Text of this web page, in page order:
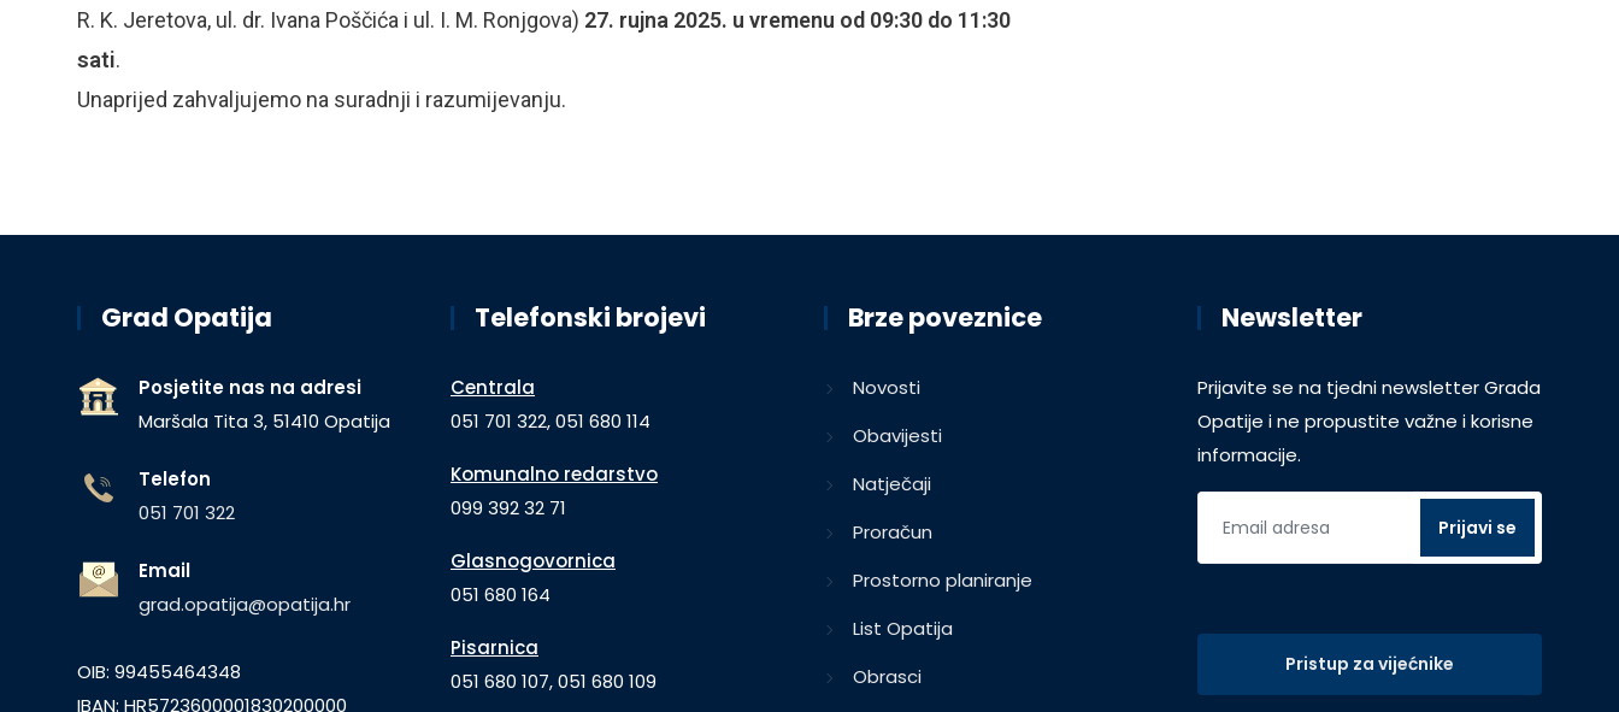
R. K. Jeretova, ul. dr. Ivana Poščića i ul. I. M. Ronjgova) 27. rujna 2025. u vremenu od 09:30 do 11:30
sati.
Unaprijed zahvaljujemo na suradnji i razumijevanju.
Grad Opatija
Posjetite nas na adresi
Maršala Tita 3, 51410 Opatija
Telefon
051 701 322
Email
grad.opatija@opatija.hr
OIB: 99455464348
IBAN: HR5723600001830200000
Telefonski brojevi
Centrala
051 701 322, 051 680 114
Komunalno redarstvo
099 392 32 71
Glasnogovornica
051 680 164
Pisarnica
051 680 107, 051 680 109
Brze poveznice
Novosti
Obavijesti
Natječaji
Proračun
Prostorno planiranje
List Opatija
Obrasci
Newsletter
Prijavite se na tjedni newsletter Grada
Opatije i ne propustite važne i korisne
informacije.
Pristup za vijećnike